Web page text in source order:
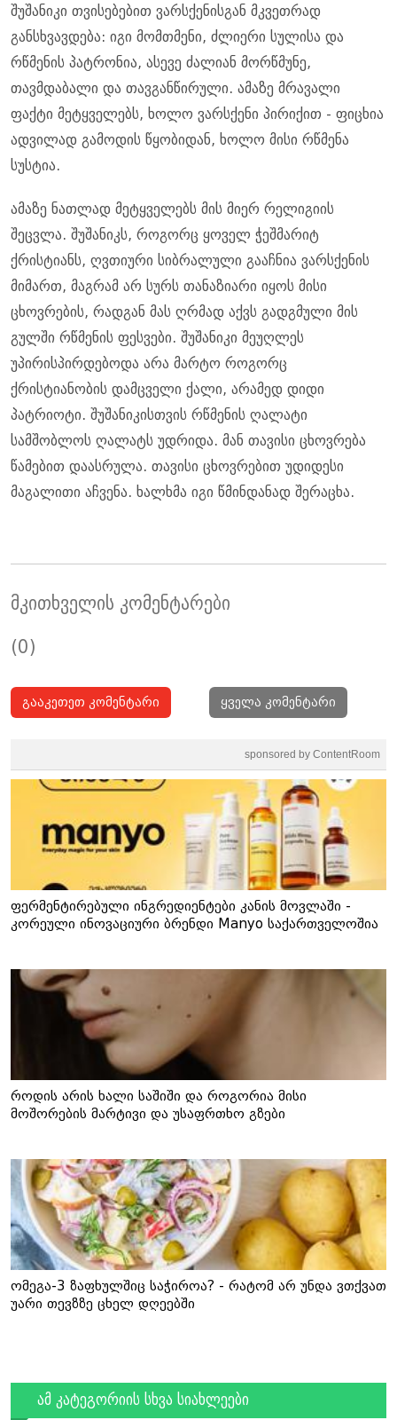
შუშანიკი თვისებებით ვარსქენისგან მკვეთრად
განსხვავდება: იგი მომთმენი, ძლიერი სულისა და
რწმენის პატრონია, ასევე ძალიან მორწმუნე,
თავმდაბალი და თავგანწირული. ამაზე მრავალი
ფაქტი მეტყველებს, ხოლო ვარსქენი პირიქით - ფიცხია
ადვილად გამოდის წყობიდან, ხოლო მისი რწმენა
სუსტია.
ამაზე ნათლად მეტყველებს მის მიერ რელიგიის
შეცვლა. შუშანიკს, როგორც ყოველ ჭეშმარიტ
ქრისტიანს, ღვთიური სიბრალული გააჩნია ვარსქენის
მიმართ, მაგრამ არ სურს თანაზიარი იყოს მისი
ცხოვრების, რადგან მას ღრმად აქვს გადგმული მის
გულში რწმენის ფესვები. შუშანიკი მეუღლეს
უპირისპირდებოდა არა მარტო როგორც
ქრისტიანობის დამცველი ქალი, არამედ დიდი
პატრიოტი. შუშანიკისთვის რწმენის ღალატი
სამშობლოს ღალატს უდრიდა. მან თავისი ცხოვრება
წამებით დაასრულა. თავისი ცხოვრებით უდიდესი
მაგალითი აჩვენა. ხალხმა იგი წმინდანად შერაცხა.
მკითხველის კომენტარები
(0)
გააკეთეთ კომენტარი ყველა კომენტარი
sponsored by ContentRoom
ფერმენტირებული ინგრედიენტები კანის მოვლაში -
კორეული ინოვაციური ბრენდი Manyo საქართველოშია
როდის არის ხალი საშიში და როგორია მისი
მოშორების მარტივი და უსაფრთხო გზები
ომეგა-3 ზაფხულშიც საჭიროა? - რატომ არ უნდა ვთქვათ
უარი თევზზე ცხელ დღეებში
ამ კატეგორიის სხვა სიახლეები